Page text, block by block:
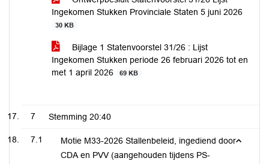
Ingekomen Stukken Provinciale Staten 5 juni 2026
30 KB
Bijlage 1 Statenvoorstel 31/26 : Lijst
Ingekomen Stukken periode 26 februari 2026 tot en
met 1 april 2026
69 KB
7 Stemming 20:40
7.1
Motie M33-2026 Stallenbeleid, ingediend door
CDA en PVV (aangehouden tijdens PS-